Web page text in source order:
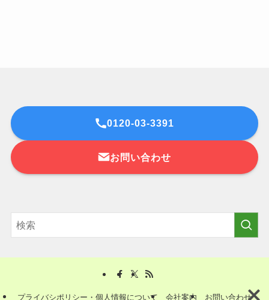
0120-03-3391
お問い合わせ
プライバシポリシー・個人情報について 会社案内 お問い合わせ